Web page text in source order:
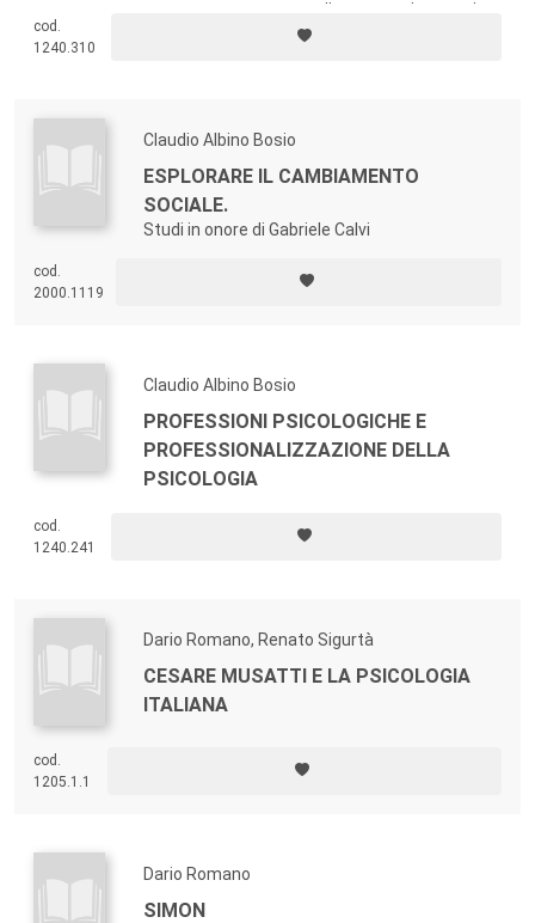
anni dell’Osservatorio, una serie di riflessioni e di ricerche effettuate
sul lato dell’offerta e della domanda di psicologia.
cod.
1240.310
Claudio Albino Bosio
ESPLORARE IL CAMBIAMENTO
SOCIALE.
Studi in onore di Gabriele Calvi
cod.
2000.1119
Claudio Albino Bosio
PROFESSIONI PSICOLOGICHE E
PROFESSIONALIZZAZIONE DELLA
PSICOLOGIA
cod.
1240.241
Dario Romano, Renato Sigurtà
CESARE MUSATTI E LA PSICOLOGIA
ITALIANA
cod.
1205.1.1
Dario Romano
SIMON